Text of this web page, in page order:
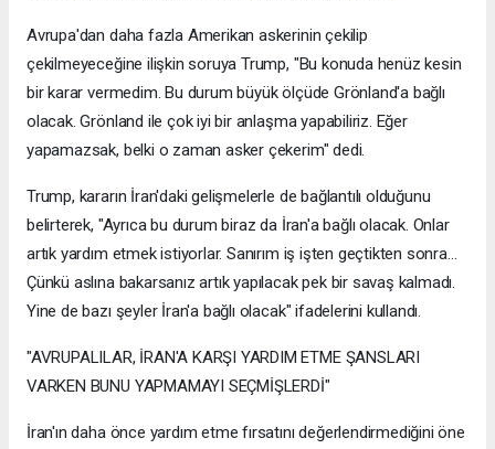
Avrupa'dan daha fazla Amerikan askerinin çekilip
çekilmeyeceğine ilişkin soruya Trump, "Bu konuda henüz kesin
bir karar vermedim. Bu durum büyük ölçüde Grönland'a bağlı
olacak. Grönland ile çok iyi bir anlaşma yapabiliriz. Eğer
yapamazsak, belki o zaman asker çekerim" dedi.
Trump, kararın İran'daki gelişmelerle de bağlantılı olduğunu
belirterek, "Ayrıca bu durum biraz da İran'a bağlı olacak. Onlar
artık yardım etmek istiyorlar. Sanırım iş işten geçtikten sonra...
Çünkü aslına bakarsanız artık yapılacak pek bir savaş kalmadı.
Yine de bazı şeyler İran'a bağlı olacak" ifadelerini kullandı.
"AVRUPALILAR, İRAN'A KARŞI YARDIM ETME ŞANSLARI
VARKEN BUNU YAPMAMAYI SEÇMİŞLERDİ"
İran'ın daha önce yardım etme fırsatını değerlendirmediğini öne